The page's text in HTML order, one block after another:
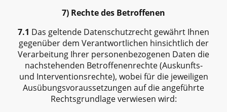
7) Rechte des Betroffenen
7.1 Das geltende Datenschutzrecht gewährt Ihnen
gegenüber dem Verantwortlichen hinsichtlich der
Verarbeitung Ihrer personenbezogenen Daten die
nachstehenden Betroffenenrechte (Auskunfts-
und Interventionsrechte), wobei für die jeweiligen
Ausübungsvoraussetzungen auf die angeführte
Rechtsgrundlage verwiesen wird: